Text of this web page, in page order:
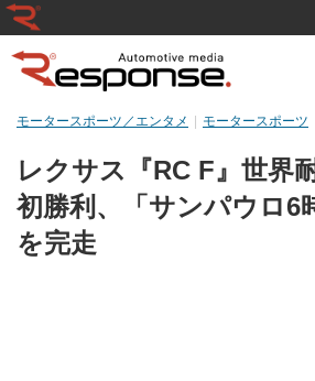
レクサス『RC F』世界
初勝利、「サンパウロ6
を完走
モータースポーツ／エンタメ モータースポーツ